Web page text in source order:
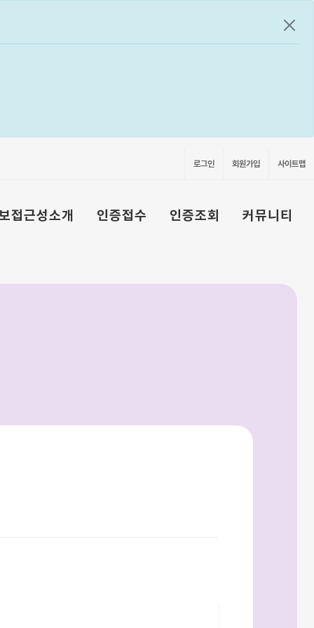
공지
로그인 회원가입 사이트맵
접근성소개 인증접수 인증조회 커뮤니티